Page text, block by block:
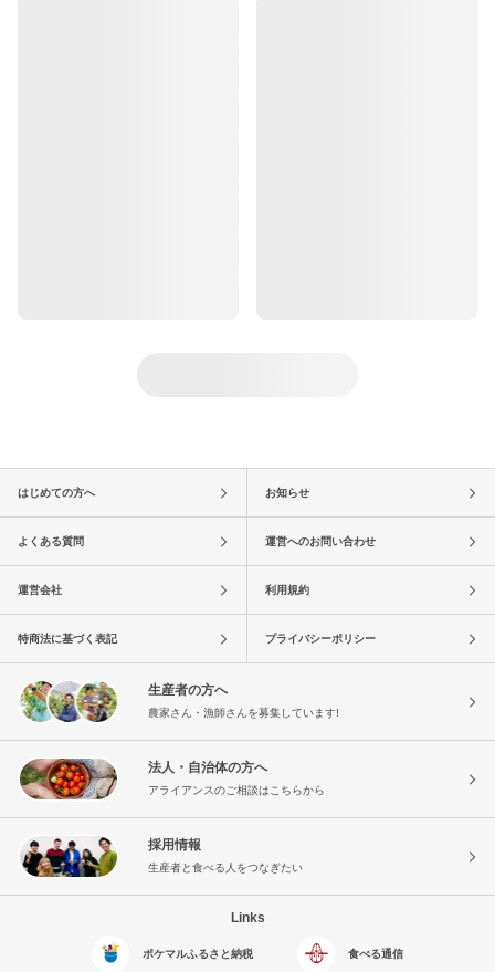
はじめての方へ お知らせ
よくある質問 運営へのお問い合わせ
運営会社 利用規約
特商法に基づく表記 プライバシーポリシー
生産者の方へ
農家さん・漁師さんを募集しています!
法人・自治体の方へ
アライアンスのご相談はこちらから
採用情報
生産者と食べる人をつなぎたい
Links
ポケマルふるさと納税 食べる通信